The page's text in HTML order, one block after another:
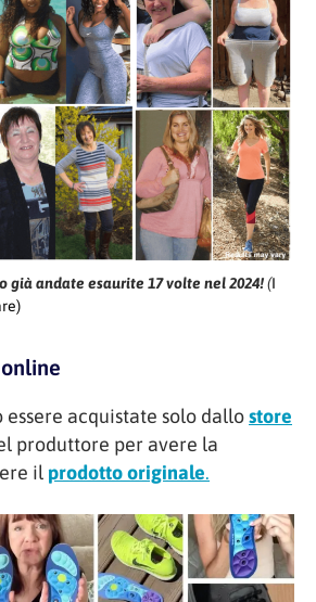
già andate esaurite 17 volte nel 2024!(I
essere acquistate solo dallostore
produttore per avere la
ilprodotto originale.